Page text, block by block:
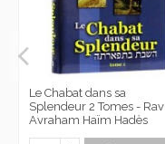
Le Chabat dans sa
Splendeur 2 Tomes - Rav
Avraham Haïm Hadès